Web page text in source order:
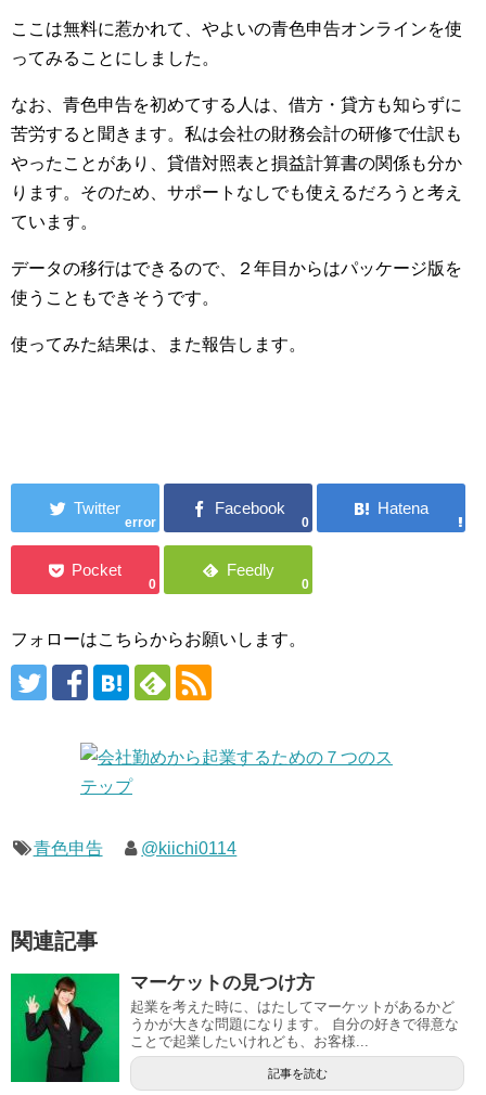
ここは無料に惹かれて、やよいの青色申告オンラインを使
ってみることにしました。
なお、青色申告を初めてする人は、借方・貸方も知らずに
苦労すると聞きます。私は会社の財務会計の研修で仕訳も
やったことがあり、貸借対照表と損益計算書の関係も分か
ります。そのため、サポートなしでも使えるだろうと考え
ています。
データの移行はできるので、２年目からはパッケージ版を
使うこともできそうです。
使ってみた結果は、また報告します。
error 0
0 0
フォローはこちらからお願いします。
青色申告 @kiichi0114
関連記事
マーケットの見つけ方
起業を考えた時に、はたしてマーケットがあるかど
うかが大きな問題になります。 自分の好きで得意な
ことで起業したいけれども、お客様...
記事を読む